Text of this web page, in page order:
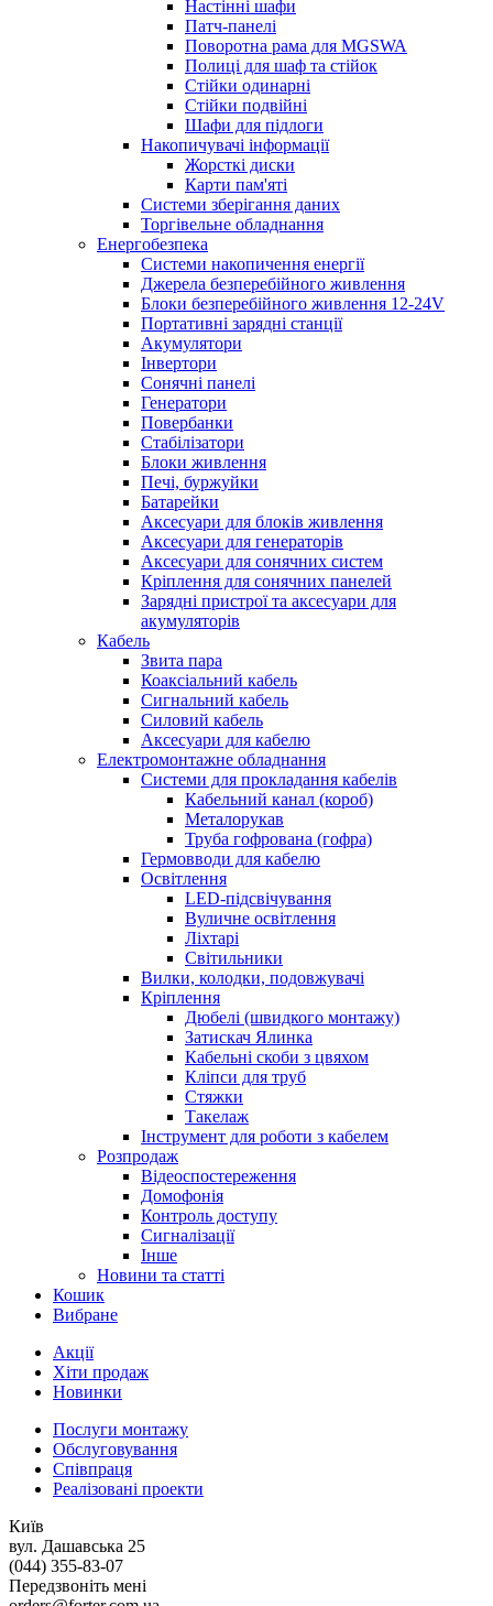
Настінні шафи
Патч-панелі
Поворотна рама для MGSWA
Полиці для шаф та стійок
Стійки одинарні
Стійки подвійні
Шафи для підлоги
Накопичувачі інформації
Жорсткі диски
Карти пам'яті
Системи зберігання даних
Торгівельне обладнання
Енергобезпека
Системи накопичення енергії
Джерела безперебійного живлення
Блоки безперебійного живлення 12-24V
Портативні зарядні станції
Акумулятори
Інвертори
Сонячні панелі
Генератори
Повербанки
Стабілізатори
Блоки живлення
Печі, буржуйки
Батарейки
Аксесуари для блоків живлення
Аксесуари для генераторів
Аксесуари для сонячних систем
Кріплення для сонячних панелей
Зарядні пристрої та аксесуари для
акумуляторів
Кабель
Звита пара
Коаксіальний кабель
Сигнальний кабель
Силовий кабель
Аксесуари для кабелю
Електромонтажне обладнання
Системи для прокладання кабелів
Кабельний канал (короб)
Металорукав
Труба гофрована (гофра)
Гермовводи для кабелю
Освітлення
LED-підсвічування
Вуличне освітлення
Ліхтарі
Світильники
Вилки, колодки, подовжувачі
Кріплення
Дюбелі (швидкого монтажу)
Затискач Ялинка
Кабельні скоби з цвяхом
Кліпси для труб
Стяжки
Такелаж
Інструмент для роботи з кабелем
Розпродаж
Відеоспостереження
Домофонія
Контроль доступу
Сигналізації
Інше
Новини та статті
Кошик
Вибране
Акції
Хіти продаж
Новинки
Послуги монтажу
Обслуговування
Співпраця
Реалізовані проекти
Київ
вул. Дашавська 25
(044) 355-83-07
Передзвоніть мені